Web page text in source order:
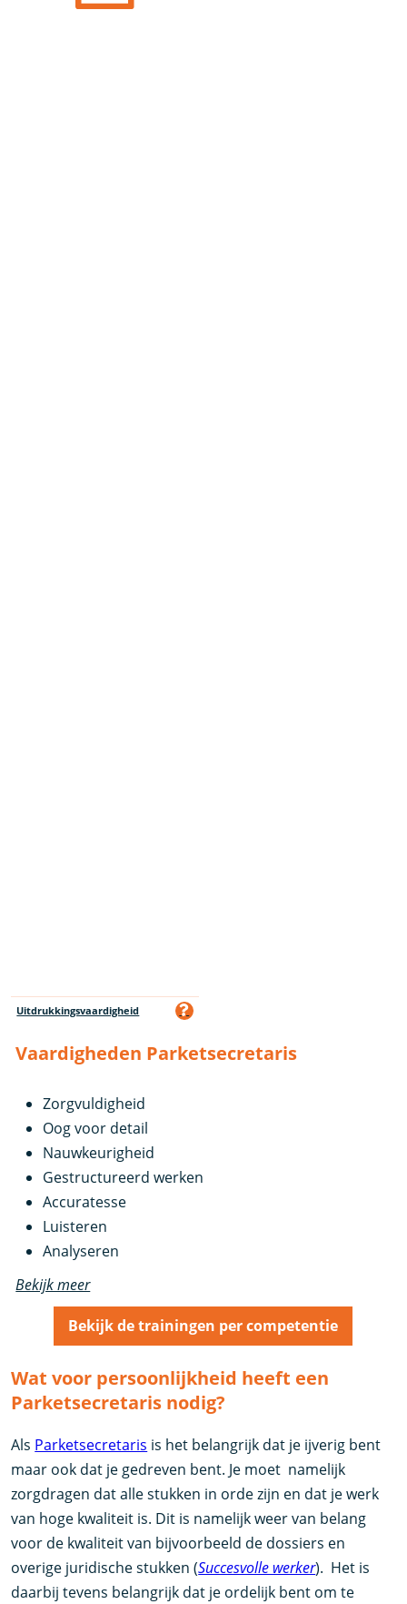
Uitdrukkingsvaardigheid
Vaardigheden Parketsecretaris
Zorgvuldigheid
Oog voor detail
Nauwkeurigheid
Gestructureerd werken
Accuratesse
Luisteren
Analyseren
Bekijk meer
Bekijk de trainingen per competentie
Wat voor persoonlijkheid heeft een
Parketsecretaris nodig?
Als Parketsecretaris is het belangrijk dat je ijverig bent
maar ook dat je gedreven bent. Je moet namelijk
zorgdragen dat alle stukken in orde zijn en dat je werk
van hoge kwaliteit is. Dit is namelijk weer van belang
voor de kwaliteit van bijvoorbeeld de dossiers en
overige juridische stukken (Succesvolle werker). Het is
daarbij tevens belangrijk dat je ordelijk bent om te